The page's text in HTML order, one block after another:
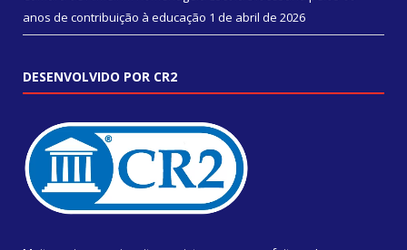
anos de contribuição à educação 1 de abril de 2026
DESENVOLVIDO POR CR2